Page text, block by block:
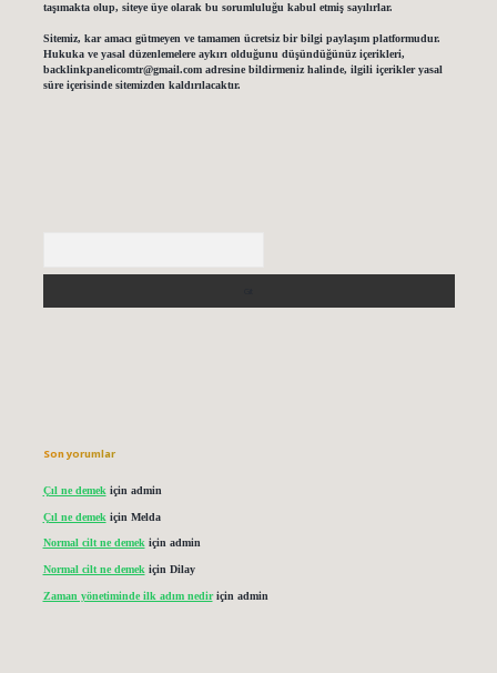
taşımakta olup, siteye üye olarak bu sorumluluğu kabul etmiş sayılırlar.
Sitemiz, kar amacı gütmeyen ve tamamen ücretsiz bir bilgi paylaşım platformudur.
Hukuka ve yasal düzenlemelere aykırı olduğunu düşündüğünüz içerikleri,
backlinkpanelicomtr@gmail.comadresine bildirmeniz halinde, ilgili içerikler yasal
süre içerisinde sitemizden kaldırılacaktır.
Son yorumlar
Çıl ne demek için admin
Çıl ne demek için Melda
Normal cilt ne demekiçin admin
Normal cilt ne demek için Dilay
Zaman yönetiminde ilk adım nediriçin admin